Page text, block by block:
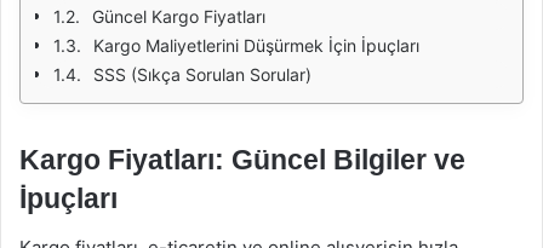
Güncel Kargo Fiyatları
Kargo Maliyetlerini Düşürmek İçin İpuçları
SSS (Sıkça Sorulan Sorular)
Kargo Fiyatları: Güncel Bilgiler ve
İpuçları